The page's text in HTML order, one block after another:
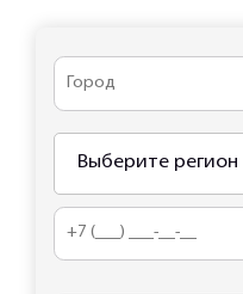
Выберите регион